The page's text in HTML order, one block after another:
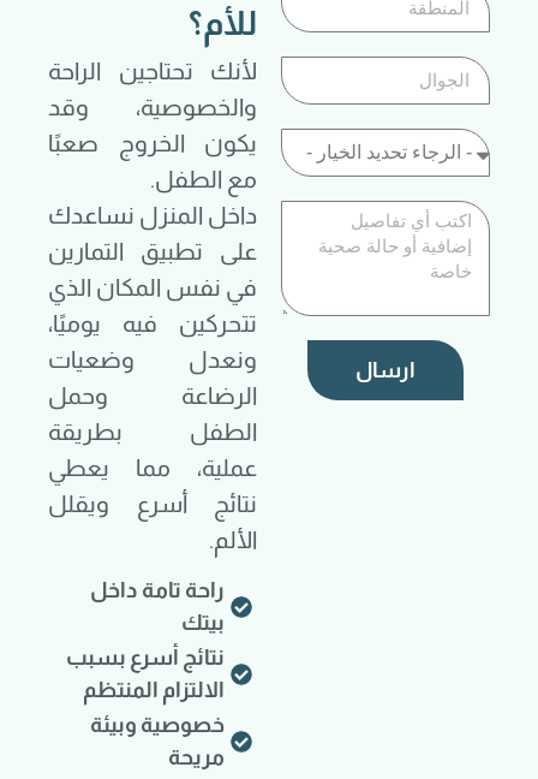
للأم؟
لأنك تحتاجين الراحة
والخصوصية، وقد
يكون الخروج صعبًا
مع الطفل.
داخل المنزل نساعدك
على تطبيق التمارين
في نفس المكان الذي
تتحركين فيه يوميًا،
ونعدل وضعيات
الرضاعة وحمل
الطفل بطريقة
عملية، مما يعطي
نتائج أسرع ويقلل
الألم.
راحة تامة داخل
بيتك
نتائج أسرع بسبب
الالتزام المنتظم
خصوصية وبيئة
مريحة
ارسال